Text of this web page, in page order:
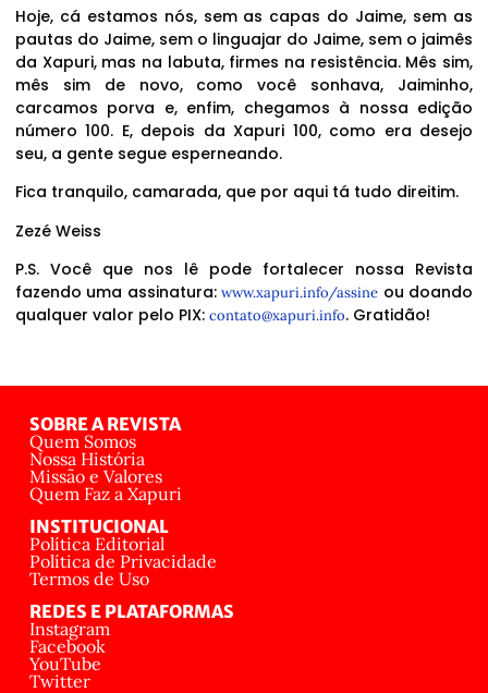
Hoje, cá estamos nós, sem as capas do Jaime, sem as
pautas do Jaime, sem o linguajar do Jaime, sem o jaimês
da Xapuri, mas na labuta, firmes na resistência. Mês sim,
mês sim de novo, como você sonhava, Jaiminho,
carcamos porva e, enfim, chegamos à nossa edição
número 100. E, depois da Xapuri 100, como era desejo
seu, a gente segue esperneando.
Fica tranquilo, camarada, que por aqui tá tudo direitim.
Zezé Weiss
P.S. Você que nos lê pode fortalecer nossa Revista
fazendo uma assinatura:www.xapuri.info/assine ou doando
qualquer valor pelo PIX: contato@xapuri.info. Gratidão!
SOBRE A REVISTA
Quem Somos
Nossa História
Missão e Valores
Quem Faz a Xapuri
INSTITUCIONAL
Política Editorial
Política de Privacidade
Termos de Uso
REDES E PLATAFORMAS
Instagram
Facebook
YouTube
Twitter